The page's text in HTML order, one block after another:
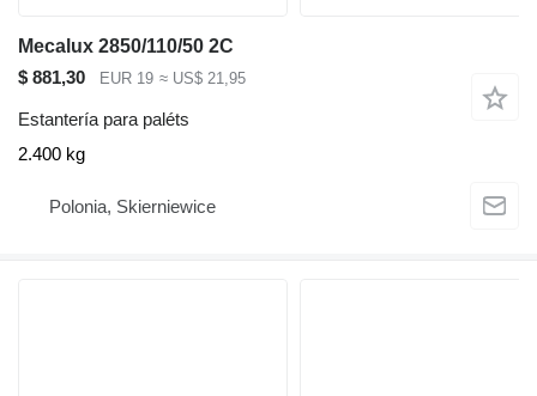
Mecalux 2850/110/50 2C
$ 881,30
EUR 19 ≈ US$ 21,95
Estantería para paléts
2.400 kg
Polonia, Skierniewice